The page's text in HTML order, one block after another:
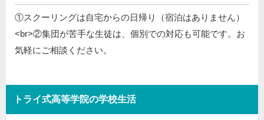
①スクーリングは自宅からの日帰り（宿泊はありません）
<br>②集団が苦手な生徒は、個別での対応も可能です。お
気軽にご相談ください。
トライ式高等学院の学校生活